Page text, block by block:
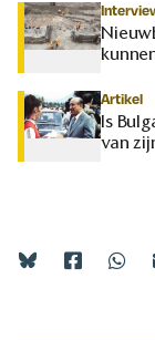
Artikel
Is
van